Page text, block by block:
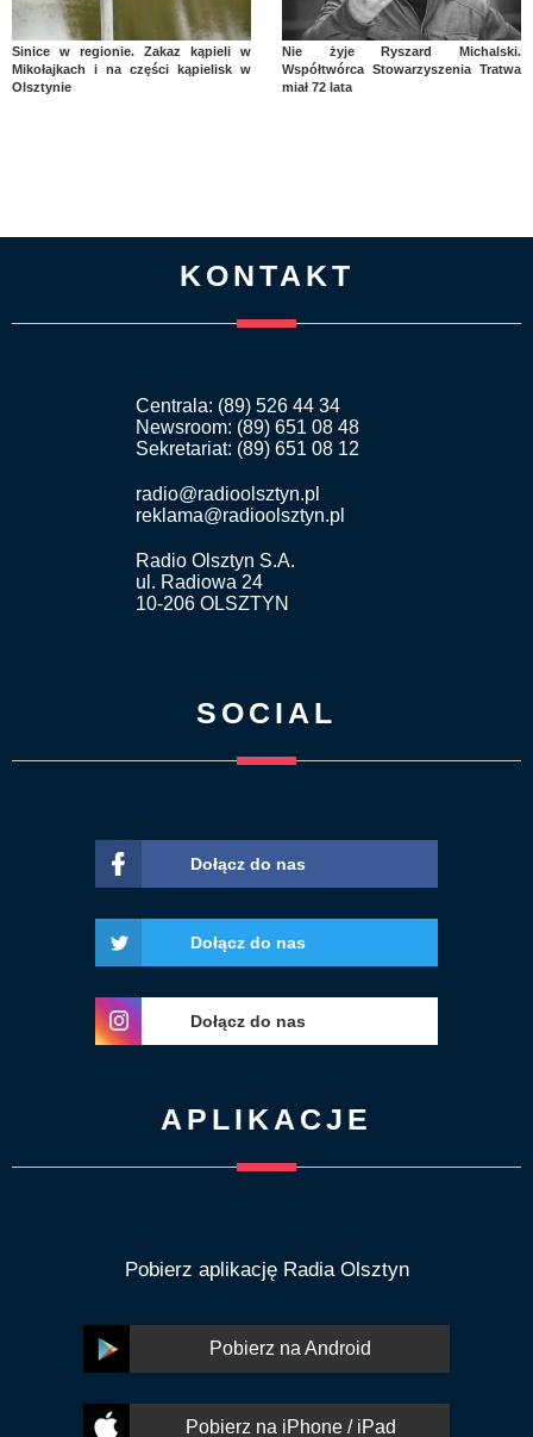
Sinice w regionie. Zakaz kąpieli w
Mikołajkach i na części kąpielisk w
Olsztynie
Nie żyje Ryszard Michalski.
Współtwórca Stowarzyszenia Tratwa
miał 72 lata
KONTAKT
Centrala: (89) 526 44 34
Newsroom: (89) 651 08 48
Sekretariat: (89) 651 08 12
radio@radioolsztyn.pl
reklama@radioolsztyn.pl
Radio Olsztyn S.A.
ul. Radiowa 24
10-206 OLSZTYN
SOCIAL
Dołącz do nas
Dołącz do nas
Dołącz do nas
APLIKACJE
Pobierz aplikację Radia Olsztyn
Pobierz na Android
Pobierz na iPhone / iPad